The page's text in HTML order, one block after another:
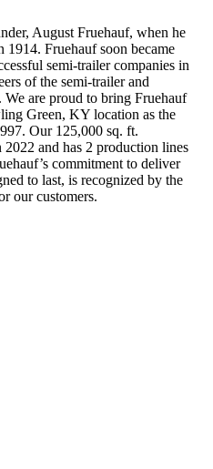
August Fruehauf, when he
Fruehauf soon became
semi-trailer companies in
of the semi-trailer and
are proud to bring Fruehauf
Green, KY location as the
Our 125,000 sq. ft.
and has 2 production lines
commitment to deliver
to last, is recognized by the
our customers.